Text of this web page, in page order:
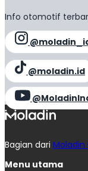
Info otomotif
@moladin.id
Bagian dari Moladin
Menu utama